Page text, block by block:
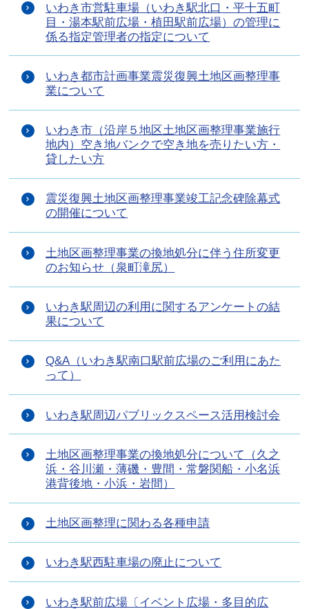
いわき市営駐車場（いわき駅北口・平十五町
目・湯本駅前広場・植田駅前広場）の管理に
係る指定管理者の指定について
いわき都市計画事業震災復興土地区画整理事
業について
いわき市（沿岸５地区土地区画整理事業施行
地内）空き地バンクで空き地を売りたい方・
貸したい方
震災復興土地区画整理事業竣工記念碑除幕式
の開催について
土地区画整理事業の換地処分に伴う住所変更
のお知らせ（泉町滝尻）
いわき駅周辺の利用に関するアンケートの結
果について
Q&A（いわき駅南口駅前広場のご利用にあた
って）
いわき駅周辺パブリックスペース活用検討会
土地区画整理事業の換地処分について（久之
浜・谷川瀬・薄磯・豊間・常磐関船・小名浜
港背後地・小浜・岩間）
土地区画整理に関わる各種申請
いわき駅西駐車場の廃止について
いわき駅前広場〔イベント広場・多目的広